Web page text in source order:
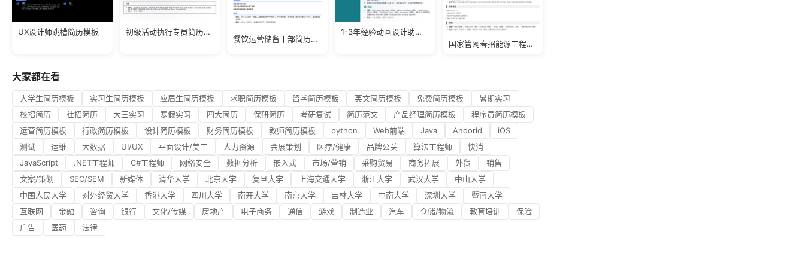
UX设计师跳槽简历模板 初级活动执行专员简历模板
餐饮运营储备干部简历模板
1-3年经验动画设计助理简历模板
国家管网春招能源工程简历模板
大家都在看
大学生简历模板 实习生简历模板 应届生简历模板 求职简历模板 留学简历模板 英文简历模板 免费简历模板
暑期实习
校招简历
社招简历 大三实习 寒假实习 四大简历 保研简历 考研复试 简历范文 产品经理简历模板
程序员简历模板
运营简历模板
行政简历模板 设计简历模板 财务简历模板 教师简历模板 python Web前端 Java Andorid
iOS
测试
运维 大数据 UI/UX 平面设计/美工 人力资源 会展策划 医疗/健康 品牌公关 算法工程师
快消
JavaScript
.NET工程师 C#工程师 网络安全 数据分析 嵌入式 市场/营销 采购贸易 商务拓展 外贸
销售
文案/策划
SEO/SEM 新媒体 清华大学 北京大学 复旦大学 上海交通大学 浙江大学 武汉大学
中山大学
中国人民大学
对外经贸大学 香港大学 四川大学 南开大学 南京大学 吉林大学 中南大学 深圳大学
暨南大学
互联网
金融 咨询 银行 文化/传媒 房地产 电子商务 通信 游戏 制造业 汽车 仓储/物流 教育培训
保险
广告
医药 法律